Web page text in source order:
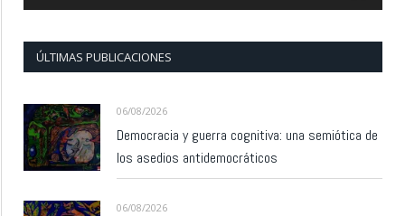
ÚLTIMAS PUBLICACIONES
06/08/2026
Democracia y guerra cognitiva: una semiótica de
los asedios antidemocráticos
06/08/2026